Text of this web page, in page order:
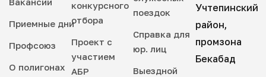
Приемные дни
Профсоюз
О полигонах
конкурсного
отбора
Проект с
участием
АБР
поездок
Справка для
юр. лиц
Выездной
Учтепинский
район,
промзона
Бекабад